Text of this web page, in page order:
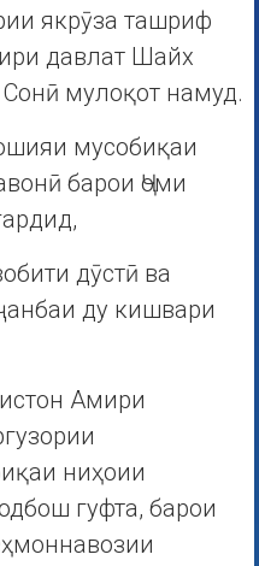
якрӯза ташриф
давлат Шайх
мулоқот намуд.
мусобиқаи
барои Ҷоми
дӯстӣ ва
ду кишвари
Амири
ниҳоии
гуфта, барои